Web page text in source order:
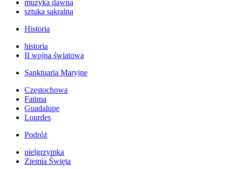
muzyka dawna
sztuka sakralna
Historia
historia
II wojna światowa
Sanktuaria Maryjne
Częstochowa
Fatima
Guadalupe
Lourdes
Podróż
pielgrzymka
Ziemia Święta